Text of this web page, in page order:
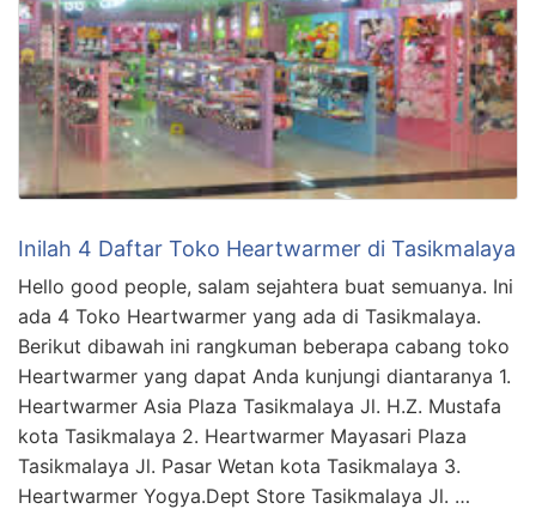
Inilah 4 Daftar Toko Heartwarmer di Tasikmalaya
Hello good people, salam sejahtera buat semuanya. Ini
ada 4 Toko Heartwarmer yang ada di Tasikmalaya.
Berikut dibawah ini rangkuman beberapa cabang toko
Heartwarmer yang dapat Anda kunjungi diantaranya 1.
Heartwarmer Asia Plaza Tasikmalaya Jl. H.Z. Mustafa
kota Tasikmalaya 2. Heartwarmer Mayasari Plaza
Tasikmalaya Jl. Pasar Wetan kota Tasikmalaya 3.
Heartwarmer Yogya.Dept Store Tasikmalaya Jl. …